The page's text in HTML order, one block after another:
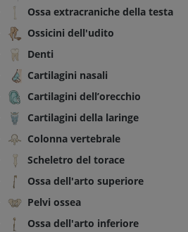
Ossa extracraniche della testa
Ossicini dell'udito
Denti
Cartilagini nasali
Cartilagini dell’orecchio
Cartilagini della laringe
Colonna vertebrale
Scheletro del torace
Ossa dell'arto superiore
Pelvi ossea
Ossa dell'arto inferiore